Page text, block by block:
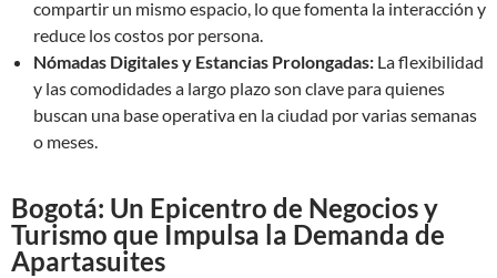
compartir un mismo espacio, lo que fomenta la interacción y
reduce los costos por persona.
Nómadas Digitales y Estancias Prolongadas: La flexibilidad
y las comodidades a largo plazo son clave para quienes
buscan una base operativa en la ciudad por varias semanas
o meses.
Bogotá: Un Epicentro de Negocios y
Turismo que Impulsa la Demanda de
Apartasuites